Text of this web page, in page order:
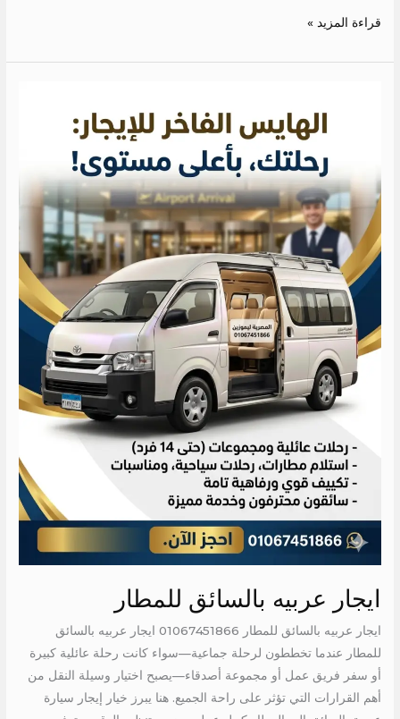
قراءة المزيد »
ايجار عربيه بالسائق للمطار
ايجار عربيه بالسائق للمطار 01067451866 ايجار عربيه بالسائق
للمطار عندما تخططون لرحلة جماعية—سواء كانت رحلة عائلية كبيرة
أو سفر فريق عمل أو مجموعة أصدقاء—يصبح اختيار وسيلة النقل من
أهم القرارات التي تؤثر على راحة الجميع. هنا يبرز خيار إيجار سيارة